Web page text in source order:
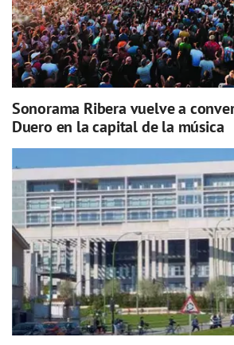
Sonorama Ribera vuelve a
Duero en la capital de la música